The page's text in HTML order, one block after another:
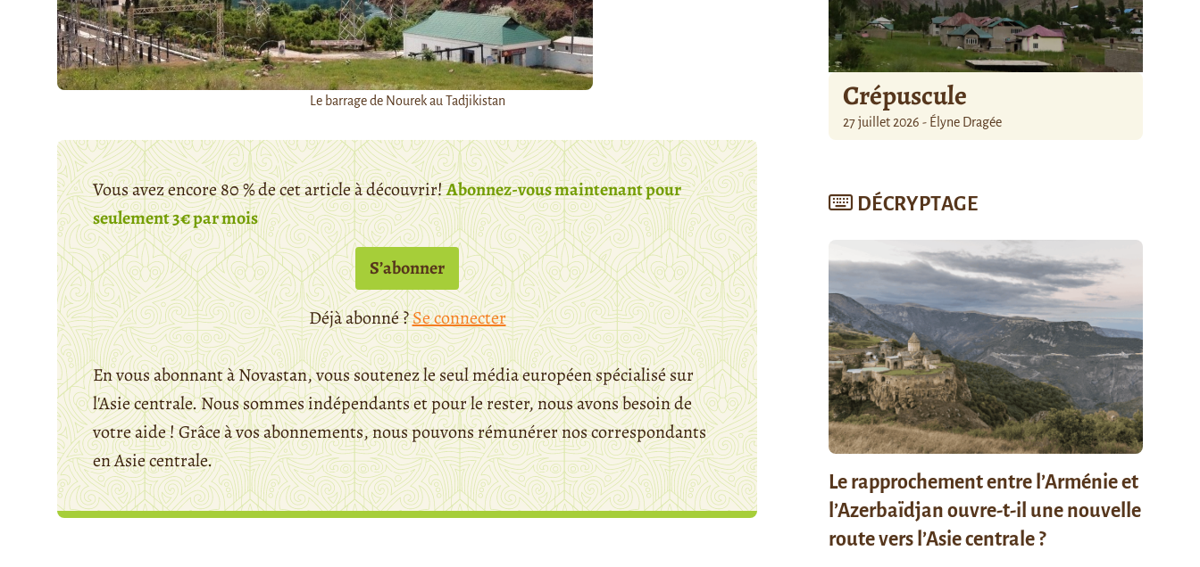
Le barrage de Nourek au Tadjikistan
Vous avez encore 80 % de cet article à découvrir!Abonnez-vous maintenant pour
seulement 3€ par mois
S’abonner
Déjà abonné ?Se connecter
En vous abonnant à Novastan, vous soutenez le seul média européen spécialisé sur
l'Asie centrale. Nous sommes indépendants et pour le rester, nous avons besoin de
votre aide ! Grâce à vos abonnements, nous pouvons rémunérer nos correspondants
en Asie centrale.
Crépuscule
27 juillet 2026 - Élyne Dragée
DÉCRYPTAGE
Le rapprochement entre l’Arménie et
l’Azerbaïdjan ouvre-t-il une nouvelle
route vers l’Asie centrale ?